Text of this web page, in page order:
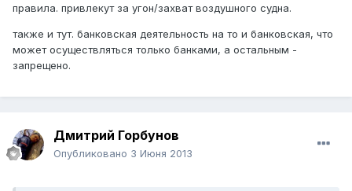
правила. привлекут за угон/захват воздушного судна.
также и тут. банковская деятельность на то и банковская, что
может осуществляться только банками, а остальным -
запрещено.
Дмитрий Горбунов
Опубликовано 3 Июня 2013